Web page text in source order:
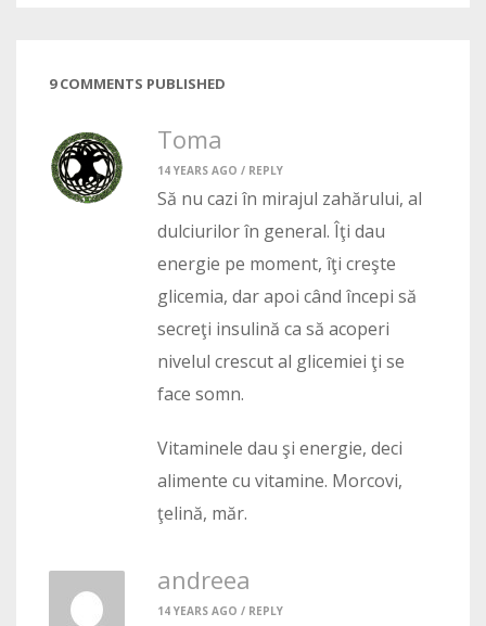
9 COMMENTS PUBLISHED
Toma
14 YEARS AGO / REPLY
Să nu cazi în mirajul zahărului, al
dulciurilor în general. Îţi dau
energie pe moment, îţi creşte
glicemia, dar apoi când începi să
secreţi insulină ca să acoperi
nivelul crescut al glicemiei ţi se
face somn.
Vitaminele dau şi energie, deci
alimente cu vitamine. Morcovi,
ţelină, măr.
andreea
14 YEARS AGO / REPLY